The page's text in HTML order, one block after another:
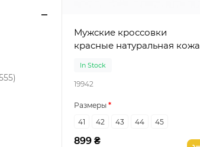
Мужские кроссовки
красные натуральная кожа
In Stock
19942
Размеры
41
42 43 44 45
899 ₴